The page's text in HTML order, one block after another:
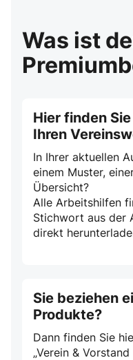
Was ist
Hier finden
Ihren
In Ihrer aktuellen
einem Muster,
Übersicht?
Alle Arbeitshilfen
Stichwort aus der
direkt
Sie beziehen
Produkte?
Dann finden Sie
„Verein &